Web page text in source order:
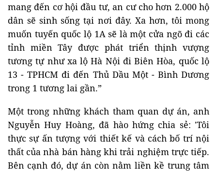
mang đến cơ hội đầu tư, an cư cho hơn 2.000 hộ
dân sẽ sinh sống tại nơi đây. Xa hơn, tôi mong
muốn tuyến quốc lộ 1A sẽ là một cửa ngõ đi các
tỉnh miền Tây được phát triển thịnh vượng
tương tự như xa lộ Hà Nội đi Biên Hòa, quốc lộ
13 - TPHCM đi đến Thủ Dầu Một - Bình Dương
trong 1 tương lai gần.”
Một trong những khách tham quan dự án, anh
Nguyễn Huy Hoàng, đã hào hứng chia sẻ: 'Tôi
thực sự ấn tượng với thiết kế và cách bố trí nội
thất của nhà bán hàng khi trải nghiệm trực tiếp.
Bên cạnh đó, dự án còn nằm liền kề trung tâm